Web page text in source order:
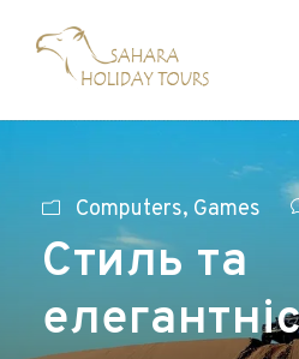
Computers, Games
Стиль та